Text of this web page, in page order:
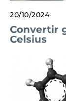
20/10/2024
Convertir
Celsius